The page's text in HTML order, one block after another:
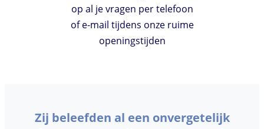
op al je vragen per telefoon
of e-mail tijdens onze ruime
openingstijden
Zij beleefden al een onvergetelijk